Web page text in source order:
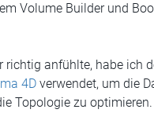
Volume Builder und
richtig anfühlte, habe ich
4D verwendet, um die
Topologie zu